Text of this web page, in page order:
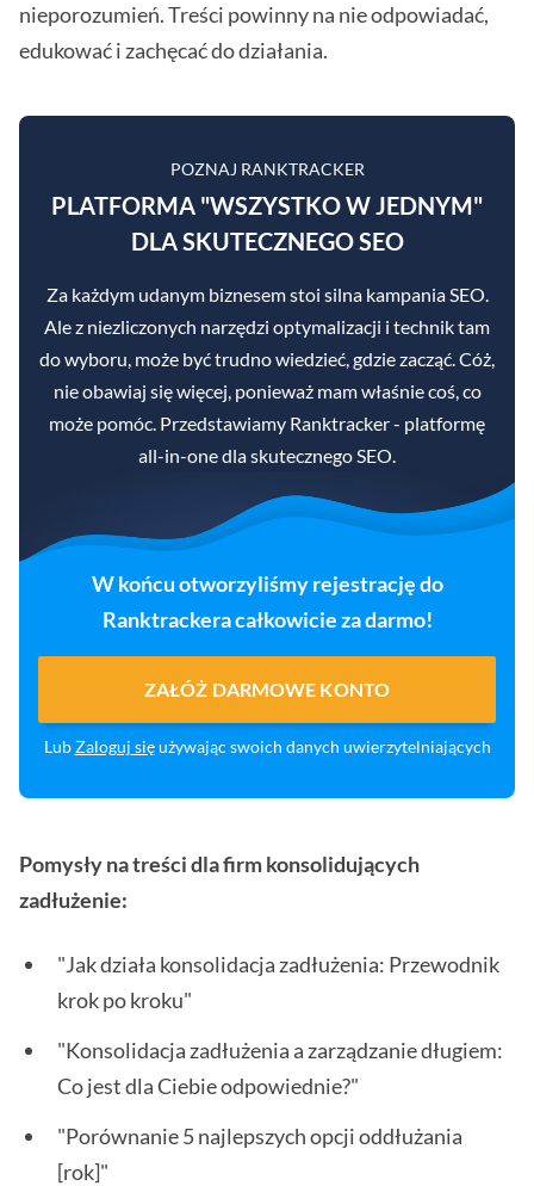
nieporozumień. Treści powinny na nie odpowiadać,
edukować i zachęcać do działania.
POZNAJ RANKTRACKER
PLATFORMA "WSZYSTKO W JEDNYM"
DLA SKUTECZNEGO SEO
Za każdym udanym biznesem stoi silna kampania SEO.
Ale z niezliczonych narzędzi optymalizacji i technik tam
do wyboru, może być trudno wiedzieć, gdzie zacząć. Cóż,
nie obawiaj się więcej, ponieważ mam właśnie coś, co
może pomóc. Przedstawiamy Ranktracker - platformę
all-in-one dla skutecznego SEO.
W końcu otworzyliśmy rejestrację do
Ranktrackera całkowicie za darmo!
ZAŁÓŻ DARMOWE KONTO
LubZaloguj sięużywając swoich danych uwierzytelniających
Pomysły na treści dla firm konsolidujących
zadłużenie:
"Jak działa konsolidacja zadłużenia: Przewodnik
krok po kroku"
"Konsolidacja zadłużenia a zarządzanie długiem:
Co jest dla Ciebie odpowiednie?"
"Porównanie 5 najlepszych opcji oddłużania
[rok]"